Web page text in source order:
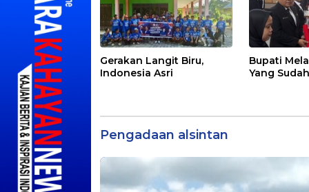
Gerakan Langit Biru,
Indonesia Asri
Bupati
Yang
Pengadaan alsintan